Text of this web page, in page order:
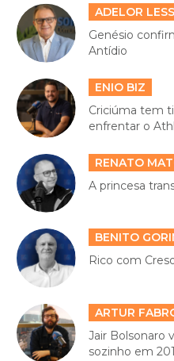
ADELOR
Genésio
Antídio
ENIO BIZ
Criciúma tem
enfrentar o
RENATO
A princesa
BENITO
Rico com
ARTUR
Jair Bolsonaro
sozinho em